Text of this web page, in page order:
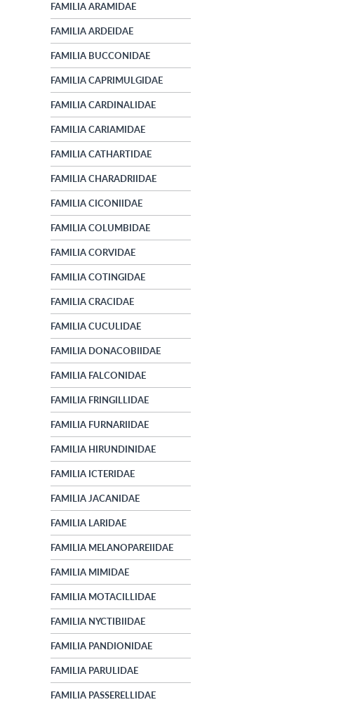
FAMILIA ARAMIDAE
FAMILIA ARDEIDAE
FAMILIA BUCCONIDAE
FAMILIA CAPRIMULGIDAE
FAMILIA CARDINALIDAE
FAMILIA CARIAMIDAE
FAMILIA CATHARTIDAE
FAMILIA CHARADRIIDAE
FAMILIA CICONIIDAE
FAMILIA COLUMBIDAE
FAMILIA CORVIDAE
FAMILIA COTINGIDAE
FAMILIA CRACIDAE
FAMILIA CUCULIDAE
FAMILIA DONACOBIIDAE
FAMILIA FALCONIDAE
FAMILIA FRINGILLIDAE
FAMILIA FURNARIIDAE
FAMILIA HIRUNDINIDAE
FAMILIA ICTERIDAE
FAMILIA JACANIDAE
FAMILIA LARIDAE
FAMILIA MELANOPAREIIDAE
FAMILIA MIMIDAE
FAMILIA MOTACILLIDAE
FAMILIA NYCTIBIIDAE
FAMILIA PANDIONIDAE
FAMILIA PARULIDAE
FAMILIA PASSERELLIDAE